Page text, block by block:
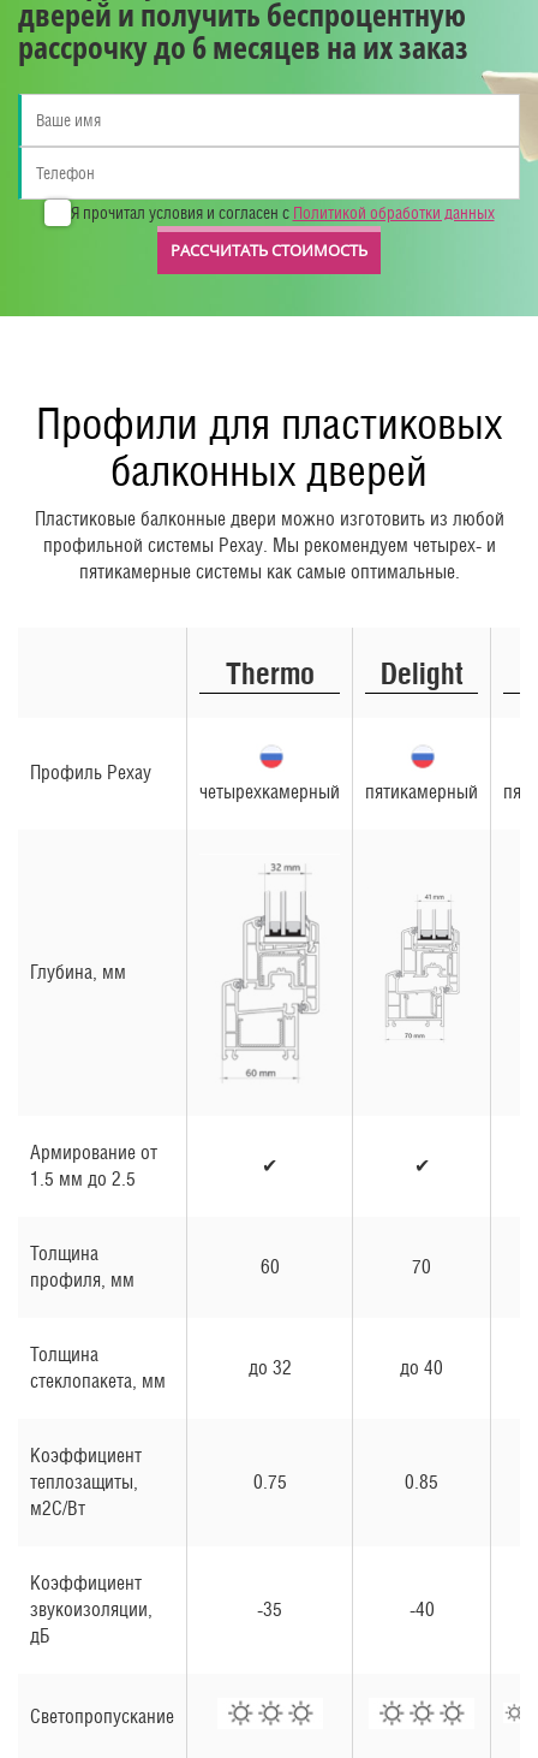
дверей и получить беспроцентную
рассрочку до 6 месяцев на их заказ
РАССЧИТАТЬ СТОИМОСТЬ
Я прочитал условия и согласен с Политикой обработки данных
Профили для пластиковых
балконных дверей
Пластиковые балконные двери можно изготовить из любой
профильной системы Рехау. Мы рекомендуем четырех- и
пятикамерные системы как самые оптимальные.
Thermo Delight
Профиль Рехау
четырехкамерный
пятикамерный
Глубина, мм
Армирование от
1.5 мм до 2.5
✔ ✔
Толщина
профиля, мм
60 70
Толщина
стеклопакета, мм
до 32 до 40
Коэффициент
теплозащиты,
м2С/Вт
0.75 0.85
Коэффициент
звукоизоляции,
дБ
-35 -40
Светопропускание